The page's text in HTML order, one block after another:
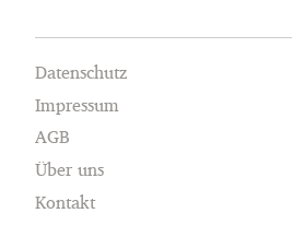
Datenschutz
Impressum
AGB
Über uns
Kontakt